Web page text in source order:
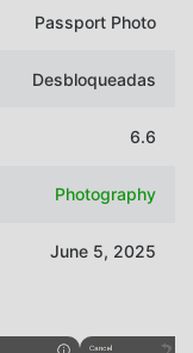
Passport Photo
Desbloqueadas
6.6
Photography
June 5, 2025